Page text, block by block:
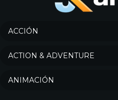
Música
ACCIÓN
ACTION & ADVENTURE
ANIMACIÓN